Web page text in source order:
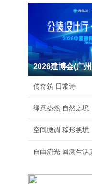
2026建博会(广
传奇筑 日常诗
绿意盎然 自然之境
空间微调 移形换境
自由流光 回溯生活